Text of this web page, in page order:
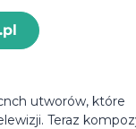
utworów, które
Teraz